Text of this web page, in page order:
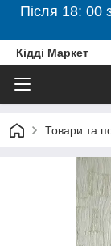
Після 18: 00
Кідді Маркет
Товари та